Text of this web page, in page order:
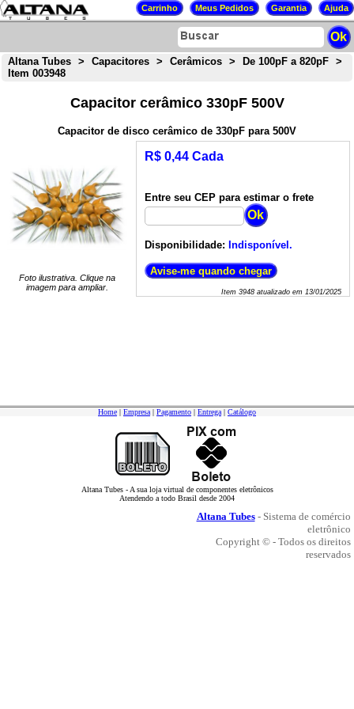
Altana Tubes > Capacitores > Cerâmicos > De 100pF a 820pF
>
Item 003948
Capacitor cerâmico 330pF 500V
Capacitor de disco cerâmico de 330pF para 500V
Foto ilustrativa. Clique na
imagem para ampliar.
R$ 0,44 Cada
Entre seu CEP para estimar o frete
Disponibilidade: Indisponível.
Item 3948atualizado em 13/01/2025
Home | Empresa | Pagamento | Entrega | Catálogo
Altana Tubes - A sua loja virtual de componentes eletrônicos
Atendendo a todo Brasil desde 2004
Altana Tubes- Sistema de comércio
eletrônico
Copyright © - Todos os direitos
reservados